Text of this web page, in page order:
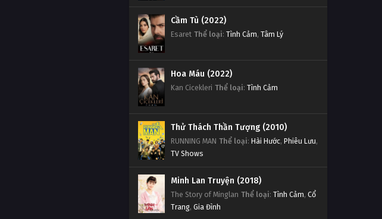
Cầm Tù (2022)
Esaret Thể loại: Tình Cảm, Tâm Lý
Hoa Máu (2022)
Kan Cicekleri Thể loại: Tình Cảm
Thử Thách Thần Tượng (2010)
RUNNING MAN Thể loại: Hài Hước, Phiêu Lưu,
TV Shows
Minh Lan Truyện (2018)
The Story of Minglan Thể loại: Tình Cảm, Cổ
Trang, Gia Đình